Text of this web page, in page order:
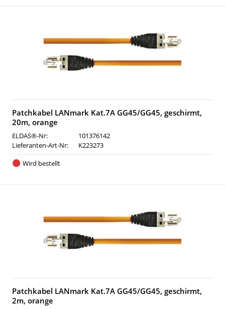
Patchkabel LANmark Kat.7A GG45/GG45, geschirmt,
20m, orange
ELDAS®-Nr:
101376142
Lieferanten-Art-Nr:
K223273
Wird bestellt
Patchkabel LANmark Kat.7A GG45/GG45, geschirmt,
2m, orange